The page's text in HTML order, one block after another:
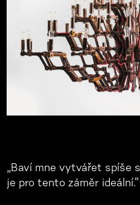
„Baví mne vytvářet spíše
je pro tento záměr